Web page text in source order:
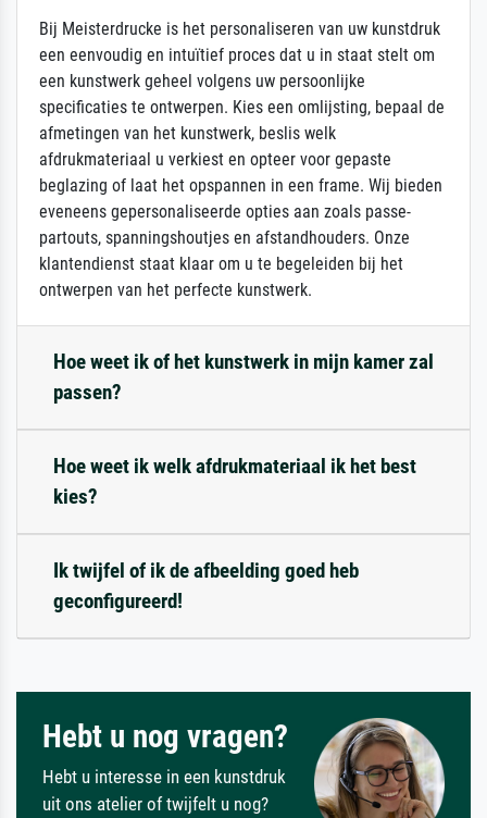
Bij Meisterdrucke is het personaliseren van uw kunstdruk
een eenvoudig en intuïtief proces dat u in staat stelt om
een kunstwerk geheel volgens uw persoonlijke
specificaties te ontwerpen. Kies een omlijsting, bepaal de
afmetingen van het kunstwerk, beslis welk
afdrukmateriaal u verkiest en opteer voor gepaste
beglazing of laat het opspannen in een frame. Wij bieden
eveneens gepersonaliseerde opties aan zoals passe-
partouts, spanningshoutjes en afstandhouders. Onze
klantendienst staat klaar om u te begeleiden bij het
ontwerpen van het perfecte kunstwerk.
Hoe weet ik of het kunstwerk in mijn kamer zal
passen?
Hoe weet ik welk afdrukmateriaal ik het best
kies?
Ik twijfel of ik de afbeelding goed heb
geconfigureerd!
Hebt u nog vragen?
Hebt u interesse in een kunstdruk
uit ons atelier of twijfelt u nog?